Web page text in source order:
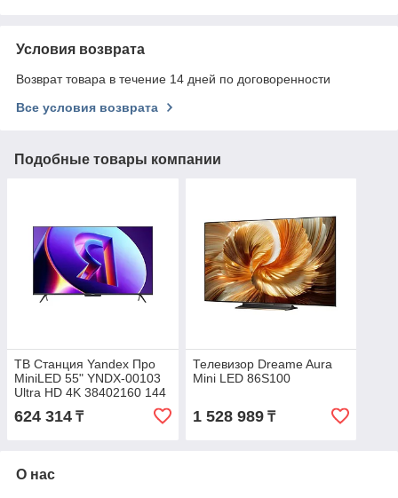
Условия возврата
Возврат товара в течение 14 дней по договоренности
Все условия возврата
Подобные товары компании
ТВ Станция Yandex Про
MiniLED 55" YNDX-00103
Ultra HD 4K 38402160 144
Гц 550 (nits) звук 50 Вт
число динамиков
624 314 ₸
Телевизор Dreame Aura
Mini LED 86S100
1 528 989₸
О нас